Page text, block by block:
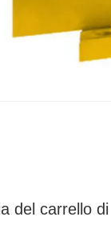
del carrello di